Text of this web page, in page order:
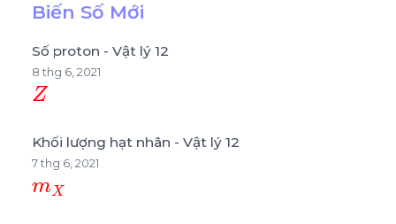
Biến Số Mới
Số proton - Vật lý 12
8 thg 6, 2021
Z
Khối lượng hạt nhân - Vật lý 12
7 thg 6, 2021
mX